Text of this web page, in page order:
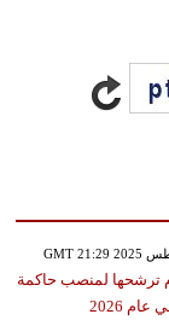
ترشحها لمنصب حاكمة
2026